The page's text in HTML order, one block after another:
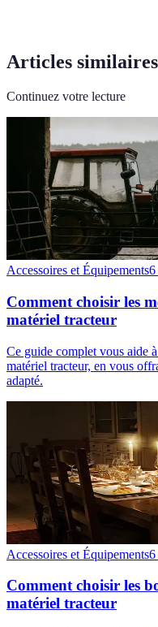
Articles similaires
Continuez votre lecture
Accessoires et Équipements6
Comment choisir les
matériel tracteur
Ce guide complet vous aide
matériel tracteur, en vous
adapté.
Accessoires et Équipements6
Comment choisir les
matériel tracteur